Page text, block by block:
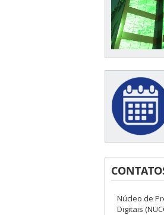
Núcleo de
Digitais